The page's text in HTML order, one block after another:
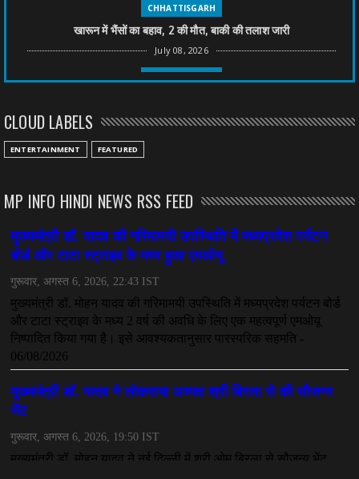
CHHATTISGARH
खारून में भैंसों का बहाव, 2 की मौत, बाकी की तलाश जारी
July 08, 2026
CHHATTISGARH
July 08, 2026
CHHATTISGARH
महादेव ऐप केस में बड़ा एक्शन, सौरभ चंद्राकर हिरासत में
July 08, 2026
CHHATTISGARH
तीजन बाई को याद करेगा छत्तीसगढ़ का लोक कला जगत
July 07, 2026
CLOUD LABELS
ENTERTAINMENT FEATURED
MP INFO HINDI NEWS RSS FEED